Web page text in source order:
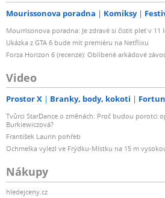
Mourissonova poradna Komiksy
Mourrisonova poradna: Je zdravé si čistit pleť v 11
Ukázka z GTA 6 bude mít premiéru na Netflixu
Forza Horizon 6 (recenze): Oblíbené arkádové
Video
Prostor X Branky, body, kokoti
Tvůrci StarDance o změnách: Proč budou porotci
Burkiewiczová?
František Laurin pohřeb
Ochmelka vylezl ve Frýdku-Místku na 15 m
Nákupy
hledejceny.cz